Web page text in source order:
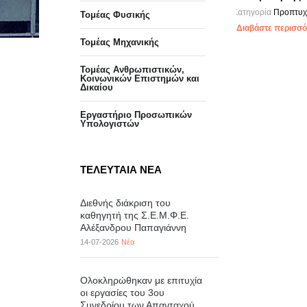
Κατηγορία
Διαβάστε
Τομέας Φυσικής
Τομέας Μηχανικής
Τομέας Ανθρωπιστικών,
Κοινωνικών Επιστημών και
Δικαίου
Eργαστήριo Προσωπικών
Υπολογιστών
ΤΕΛΕΥΤΑΙΑ ΝΕΑ
Διεθνής διάκριση του
καθηγητή της Σ.Ε.Μ.Φ.Ε.
Αλέξανδρου Παπαγιάννη
14-07-2026 Νέα
Ολοκληρώθηκαν με επιτυχία
οι εργασίες του 3ου